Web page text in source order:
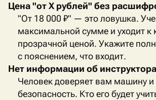
Цена "отX рублей" без
"От 18 000 ₽" — это ловушка.
максимальной сумме и уходит к
прозрачной ценой. Укажите
с пояснением, что входит.
Нет информации об
Человек доверяет вам машину
безопасность. Кто его будет